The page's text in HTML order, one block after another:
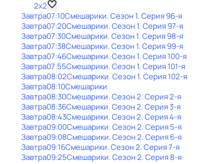
2x2
Завтра07:10Смешарики. Сезон 1. Серия 96-я
Завтра07:20Смешарики. Сезон 1. Серия 97-я
Завтра07:30Смешарики. Сезон 1. Серия 98-я
Завтра07:38Смешарики. Сезон 1. Серия 99-я
Завтра07:46Смешарики. Сезон 1. Серия 100-я
Завтра07:55Смешарики. Сезон 1. Серия 101-я
Завтра08:02Смешарики. Сезон 1. Серия 102-я
Завтра08:10Смешарики
Завтра08:30Смешарики. Сезон 2. Серия 2-я
Завтра08:36Смешарики. Сезон 2. Серия 3-я
Завтра08:43Смешарики. Сезон 2. Серия 4-я
Завтра09:00Смешарики. Сезон 2. Серия 5-я
Завтра09:08Смешарики. Сезон 2. Серия 6-я
Завтра09:16Смешарики. Сезон 2. Серия 7-я
Завтра09:25Смешарики. Сезон 2. Серия 8-я